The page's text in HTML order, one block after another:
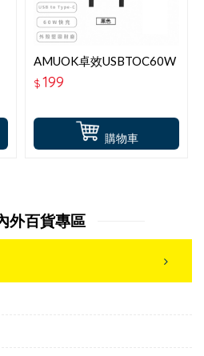
購物車
AMUOK卓效USBTOC60W
數據線1.2M黑
$199
外百貨專區